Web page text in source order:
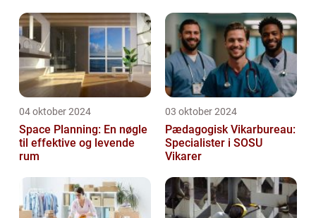
04 oktober 2024
Space Planning: En nøgle
til effektive og levende
rum
03 oktober 2024
Pædagogisk Vikarbureau:
Specialister i SOSU
Vikarer